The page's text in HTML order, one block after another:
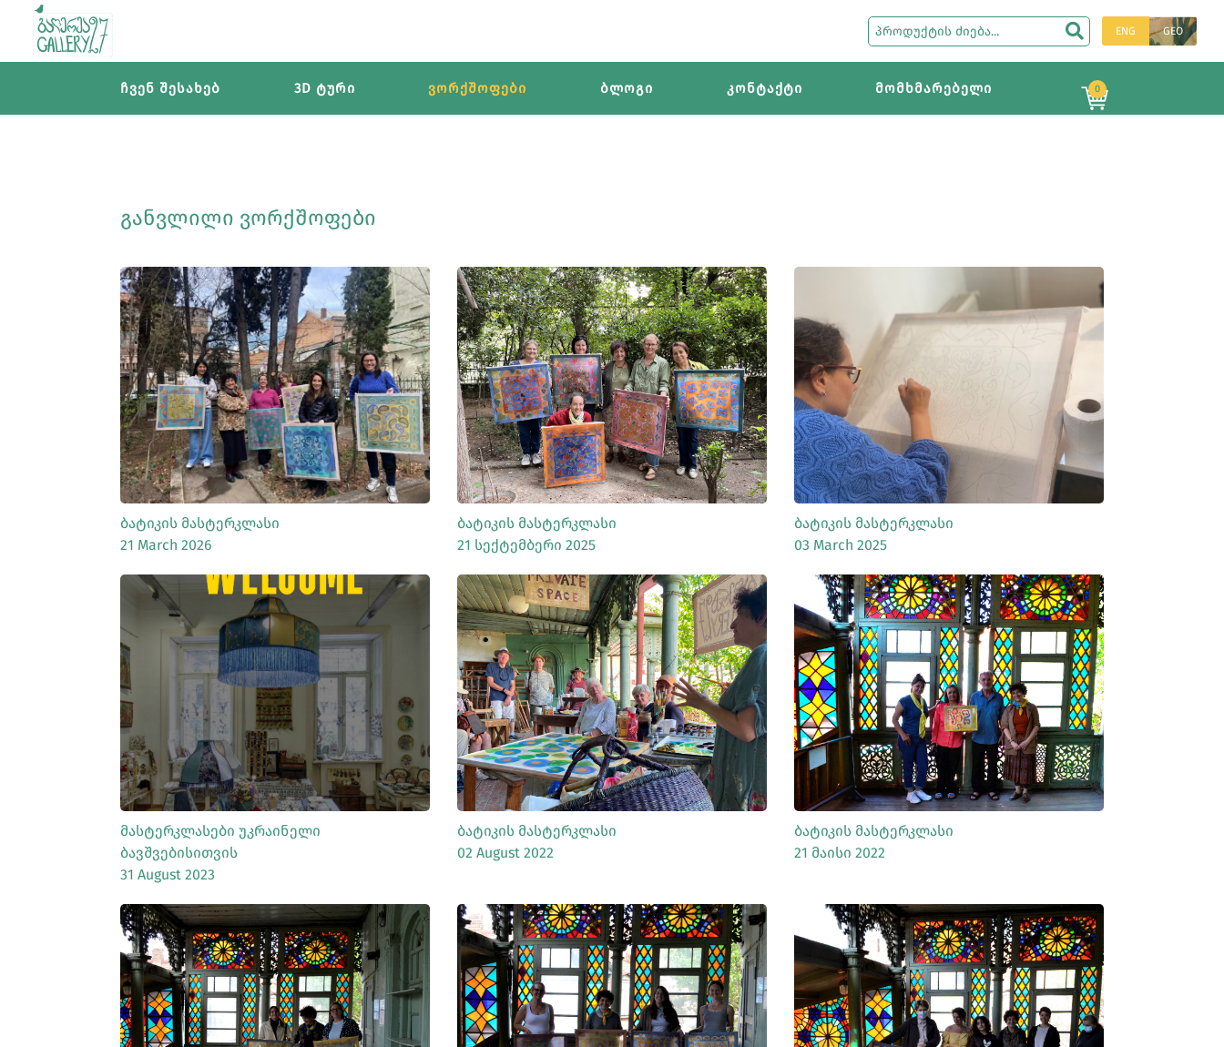
ENG GEO
ჩვენ შესახებ 3D ტური ვორქშოფები ბლოგი კონტაქტი მომხმარებელი 0
ᲒᲐᲜᲕᲚᲘᲚᲘ ᲕᲝᲠᲥᲨᲝᲤᲔᲑᲘ
ᲡᲠᲣᲚᲐᲓ ᲜᲐᲮᲕᲐ
Ბატიკის Მასტერკლასი
21 March 2026
ᲡᲠᲣᲚᲐᲓ ᲜᲐᲮᲕᲐ
Ბატიკის Მასტერკლასი
21 Სექტემბერი 2025
ᲡᲠᲣᲚᲐᲓ ᲜᲐᲮᲕᲐ
Ბატიკის Მასტერკლასი
03 March 2025
ᲡᲠᲣᲚᲐᲓ ᲜᲐᲮᲕᲐ
Მასტერკლასები Უკრაინელი
Ბავშვებისითვის
31 August 2023
ᲡᲠᲣᲚᲐᲓ ᲜᲐᲮᲕᲐ
Ბატიკის Მასტერკლასი
02 August 2022
ᲡᲠᲣᲚᲐᲓ ᲜᲐᲮᲕᲐ
Ბატიკის Მასტერკლასი
21 Მაისი 2022
ᲡᲠᲣᲚᲐᲓ ᲜᲐᲮᲕᲐ ᲡᲠᲣᲚᲐᲓ ᲜᲐᲮᲕᲐ ᲡᲠᲣᲚᲐᲓ ᲜᲐᲮᲕᲐ